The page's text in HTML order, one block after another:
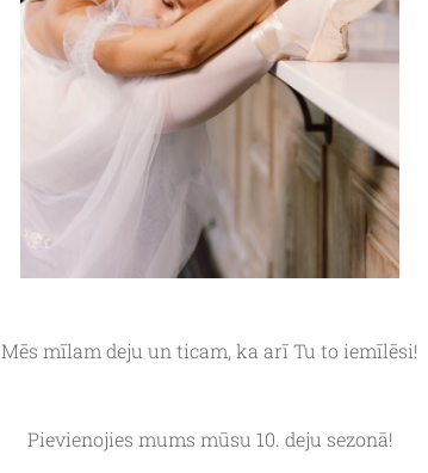
Mēs mīlam deju un ticam, ka arī Tu to iemīlēsi!
Pievienojies mums mūsu 10. deju sezonā!